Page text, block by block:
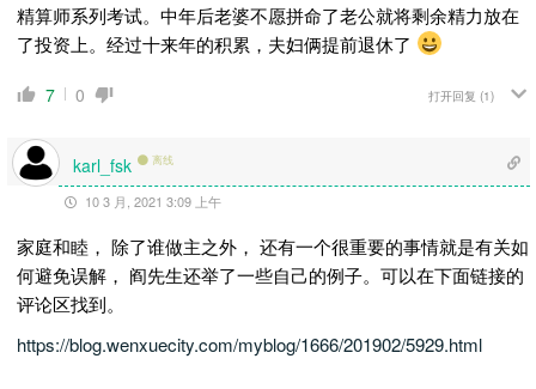
精算师系列考试。中年后老婆不愿拼命了老公就将剩余精力放在
了投资上。经过十来年的积累，夫妇俩提前退休了
7 0 打开回复 (1)
karl_fsk 离线
10 3 月, 2021 3:09 上午
家庭和睦， 除了谁做主之外， 还有一个很重要的事情就是有关如
何避免误解， 阎先生还举了一些自己的例子。可以在下面链接的
评论区找到。
https://blog.wenxuecity.com/myblog/1666/201902/5929.html